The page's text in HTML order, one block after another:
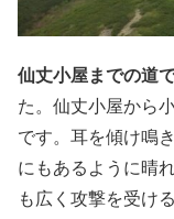
仙丈小屋までの道
た。仙丈小屋から
です。耳を傾け鳴
にもあるように晴
も広く攻撃を受け